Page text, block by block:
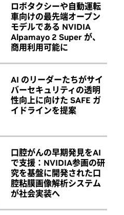
ロボタクシーや自動運転
車向けの最先端オープン
モデルである NVIDIA
Alpamayo 2 Super が、
商用利用可能に
AI のリーダーたちがサイ
バーセキュリティの透明
性向上に向けた SAFE ガ
イドラインを提案
口腔がんの早期発見をAI
で支援：NVIDIA参画の研
究を基盤に開発された口
腔粘膜画像解析システム
が社会実装へ